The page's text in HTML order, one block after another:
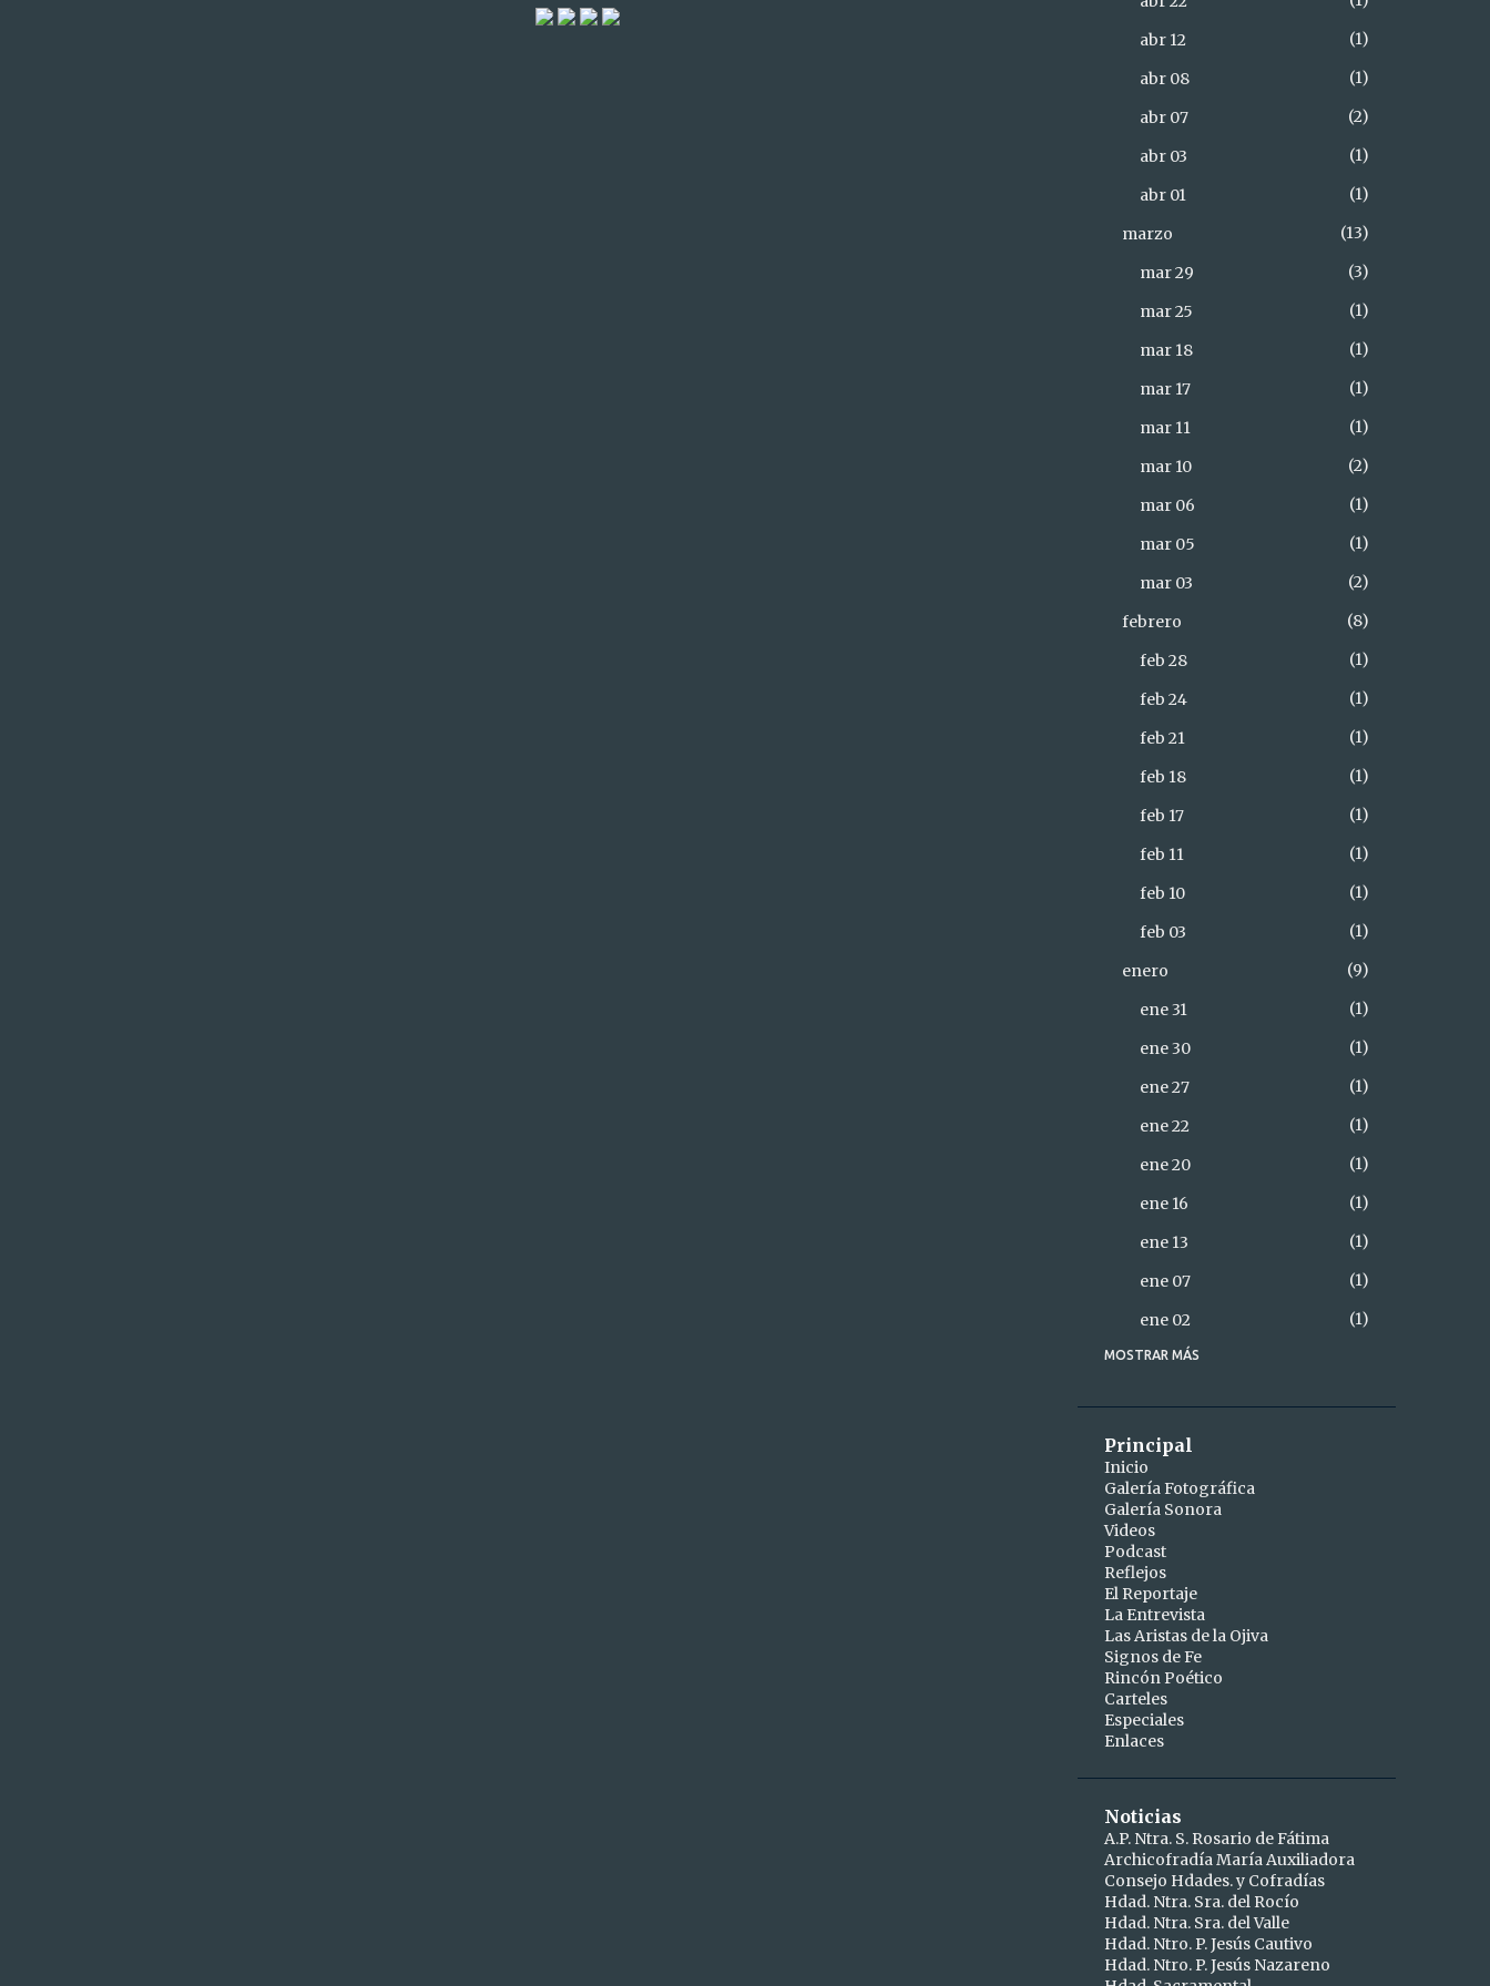
abr 12
1
abr 08
1
abr 07
2
abr 03
1
abr 01
1
marzo
13
mar 29
3
mar 25
1
mar 18
1
mar 17
1
mar 11
1
mar 10
2
mar 06
1
mar 05
1
mar 03
2
febrero
8
feb 28
1
feb 24
1
feb 21
1
feb 18
1
feb 17
1
feb 11
1
feb 10
1
feb 03
1
enero
9
ene 31
1
ene 30
1
ene 27
1
ene 22
1
ene 20
1
ene 16
1
ene 13
1
ene 07
1
ene 02
1
2021
dic 28
dic 26
abril
abr 15
abr 10
marzo
mar 25
mar 24
mar 19
mar 16
1
mar 11
mar 09
mar 06
GALERÍA FOTOGRÁFICA:
Solemne Quinario a los
MOSTRAR MÁS
Principal
Inicio
Galería Fotográfica
Galería Sonora
Videos
Podcast
Reflejos
El Reportaje
La Entrevista
Las Aristas de la Ojiva
Signos de Fe
Rincón Poético
Carteles
Especiales
Enlaces
Noticias
A.P. Ntra. S. Rosario de Fátima
Archicofradía María Auxiliadora
Consejo Hdades. y Cofradías
Hdad. Ntra. Sra. del Rocío
Hdad. Ntra. Sra. del Valle
Hdad. Ntro. P. Jesús Cautivo
Hdad. Ntro. P. Jesús Nazareno